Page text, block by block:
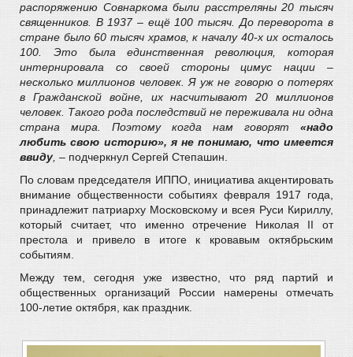
распоряжению Совнаркома были расстреляны 20 тысяч
священников. В 1937 – ещё 100 тысяч. До переворота в
стране было 60 тысяч храмов, к началу 40-х их осталось
100. Это была единственная революция, которая
интернировала со своей стороны цимус нации –
несколько миллионов человек. Я уж не говорю о потерях
в Гражданской войне, их насчитывают 20 миллионов
человек. Такого рода последствий не переживала ни одна
страна мира. Поэтому когда нам говорят «надо
любить свою историю», я не понимаю, что имеется
ввиду, – подчеркнул Сергей Степашин.
По словам председателя ИППО, инициатива акцентировать
внимание общественности событиях февраля 1917 года,
принадлежит патриарху Московскому и всея Руси Кириллу,
который считает, что именно отречение Николая II от
престола и привело в итоге к кровавым октябрьским
событиям.
Между тем, сегодня уже известно, что ряд партий и
общественных организаций России намерены отмечать
100-летие октября, как праздник.